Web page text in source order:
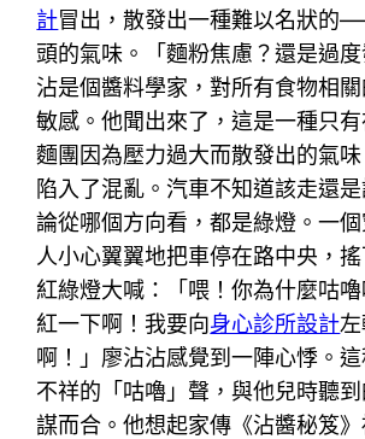
計冒出，散發出一種難以名狀的
頭的氣味。「麵粉焦慮？還是過
沾是個醬料學家，對所有食物相
敏感。他聞出來了，這是一種只
麵團因為壓力過大而散發出的氣
陷入了混亂。汽車不知道該走還
論從哪個方向看，都是綠燈。一
人小心翼翼地把車停在路中央，
紅綠燈大喊：「喂！你為什麼咕
紅一下啊！我要向身心診所設計
啊！」廖沾沾感覺到一陣心悸。
不祥的「咕嚕」聲，與他兒時聽
謀而合。他想起家傳《沾醬秘笈